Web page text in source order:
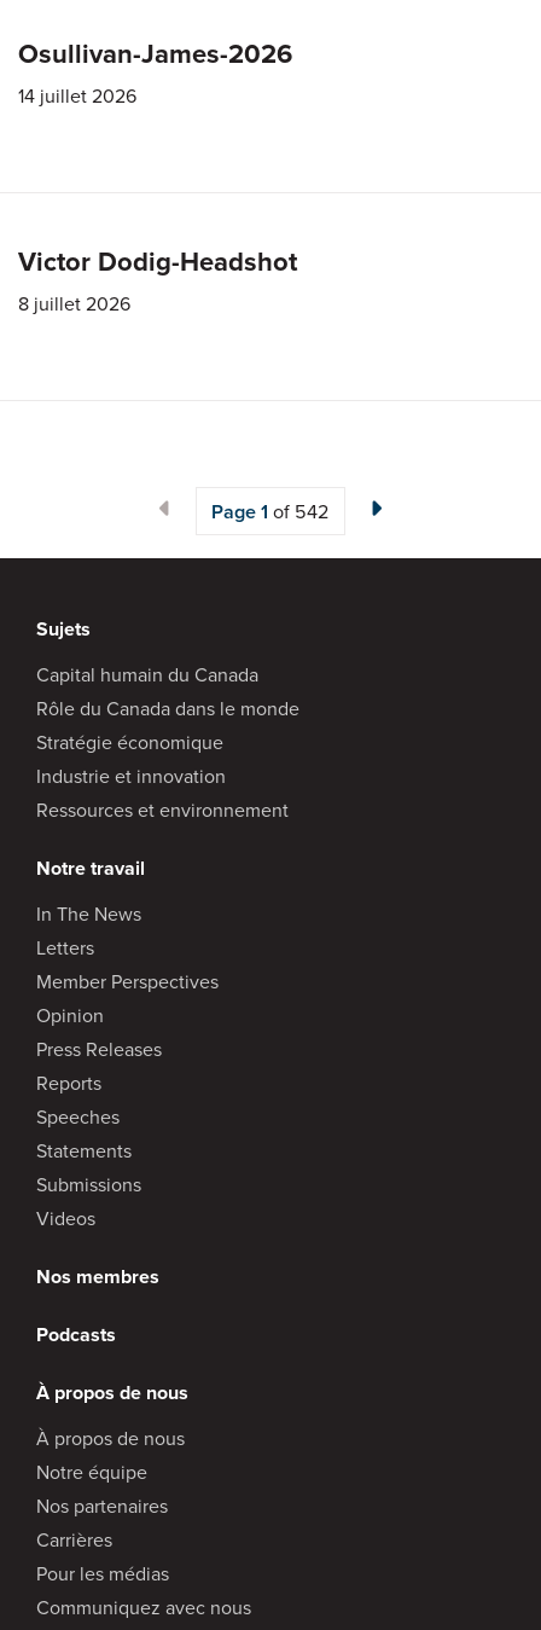
Osullivan-James-2026
14 juillet 2026
Victor Dodig-Headshot
8 juillet 2026
Page1 of 542
Sujets
Capital humain du Canada
Rôle du Canada dans le monde
Stratégie économique
Industrie et innovation
Ressources et environnement
Notre travail
In The News
Letters
Member Perspectives
Opinion
Press Releases
Reports
Speeches
Statements
Submissions
Videos
Nos membres
Podcasts
À propos de nous
À propos de nous
Notre équipe
Nos partenaires
Carrières
Pour les médias
Communiquez avec nous